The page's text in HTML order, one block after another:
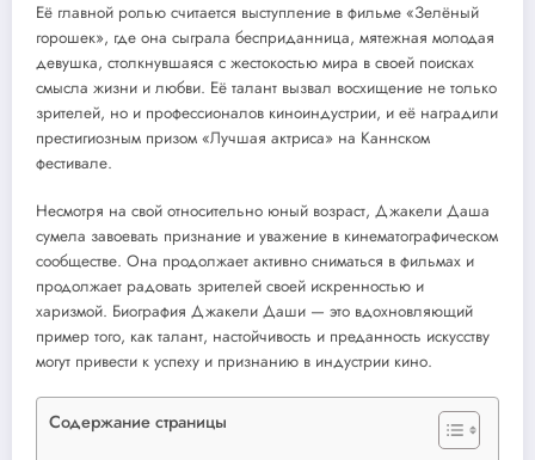
Её главной ролью считается выступление в фильме «Зелёный
горошек», где она сыграла бесприданница, мятежная молодая
девушка, столкнувшаяся с жестокостью мира в своей поисках
смысла жизни и любви. Её талант вызвал восхищение не только
зрителей, но и профессионалов киноиндустрии, и её наградили
престигиозным призом «Лучшая актриса» на Каннском
фестивале.
Несмотря на свой относительно юный возраст, Джакели Даша
сумела завоевать признание и уважение в кинематографическом
сообществе. Она продолжает активно сниматься в фильмах и
продолжает радовать зрителей своей искренностью и
харизмой. Биография Джакели Даши — это вдохновляющий
пример того, как талант, настойчивость и преданность искусству
могут привести к успеху и признанию в индустрии кино.
Содержание страницы